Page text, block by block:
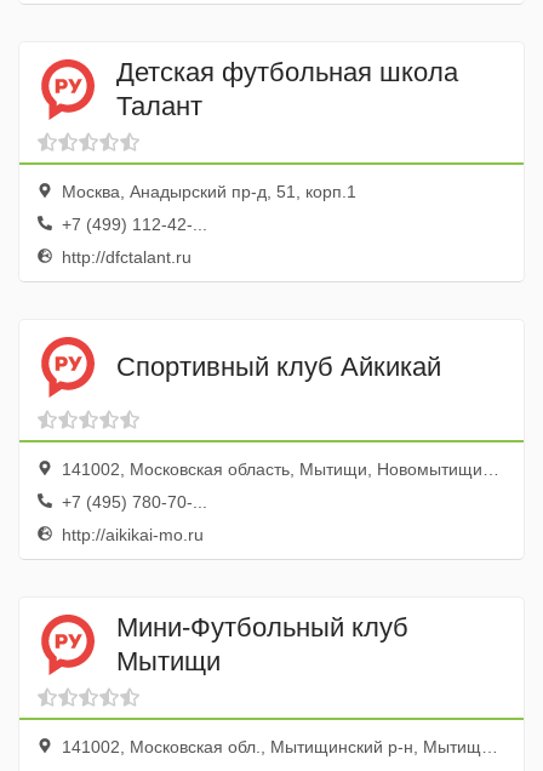
Детская футбольная школа
Талант
Москва, Анадырский пр-д, 51, корп.1
+7 (499) 112-42-...
http://dfctalant.ru
Спортивный клуб Айкикай
141002, Московская область, Мытищи, Новомытищинский проспект, 12, корп. 1
+7 (495) 780-70-...
http://aikikai-mo.ru
Мини-Футбольный клуб
Мытищи
141002, Московская обл., Мытищинский р-н, Мытищи г., Новомытищинский просп., 30/1